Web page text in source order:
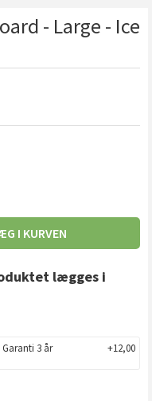
- Large - Ice
I KURVEN
lægges i
3 år +12,00